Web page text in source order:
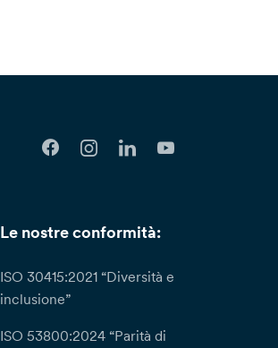
Le nostre conformità:
ISO 30415:2021 “Diversità e
inclusione”
ISO 53800:2024 “Parità di